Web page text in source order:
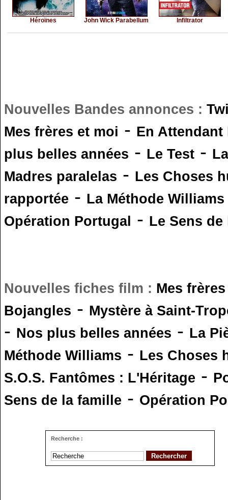
Héroïnes John Wick Parabellum Infiltrator
Nouvelles Bandes annonces :
Mes frères et moi - En
plus belles années - Le Test -
Madres paralelas - Les Choses
rapportée - La Méthode Williams
Opération Portugal - Le Sens
Nouvelles fiches film : Mes
Bojangles - Mystère à Saint-
- Nos plus belles années - La
Méthode Williams - Les Choses
S.O.S. Fantômes : L'Héritage -
Sens de la famille - Opération
Recherche :